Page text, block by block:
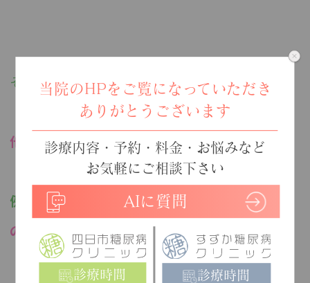
そうです。
他の野菜でしっかり補えば大丈夫です！
例えば、ほうれん草１束はじゃが芋中1個の
のビタミンCです！
当院のHPをご覧になっていただき
ありがとうございます
診療内容・予約・料金・お悩みなど
お気軽にご相談下さい
AIに質問
診療時間 診療時間